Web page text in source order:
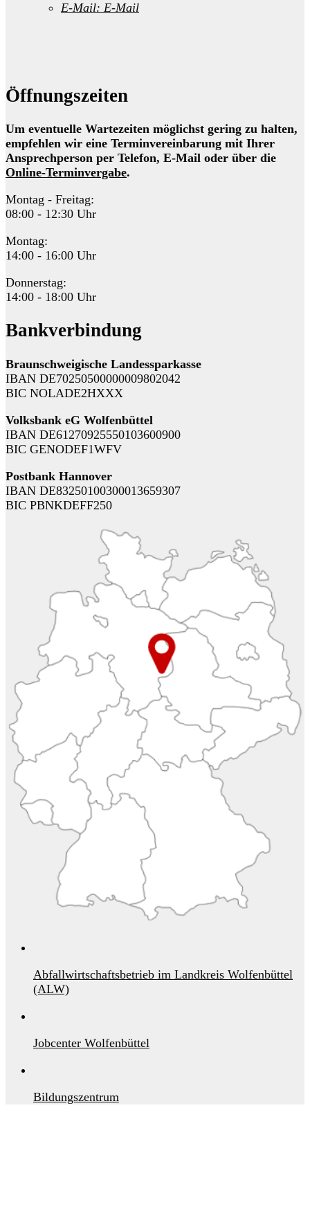
E-Mail: E-Mail
Öffnungszeiten
Um eventuelle Wartezeiten möglichst gering zu halten,
empfehlen wir eine Terminvereinbarung mit Ihrer
Ansprechperson per Telefon, E-Mail oder über die
Online-Terminvergabe.
Montag - Freitag:
08:00 - 12:30 Uhr
Montag:
14:00 - 16:00 Uhr
Donnerstag:
14:00 - 18:00 Uhr
Bankverbindung
Braunschweigische Landessparkasse
IBAN DE70250500000009802042
BIC NOLADE2HXXX
Volksbank eG Wolfenbüttel
IBAN DE61270925550103600900
BIC GENODEF1WFV
Postbank Hannover
IBAN DE83250100300013659307
BIC PBNKDEFF250
Abfallwirtschaftsbetrieb im Landkreis Wolfenbüttel
(ALW)
Jobcenter Wolfenbüttel
Bildungszentrum